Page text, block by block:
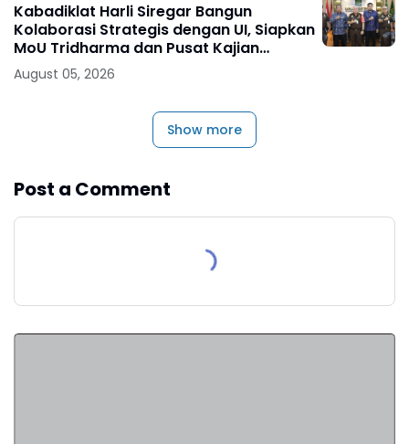
Kabadiklat Harli Siregar Bangun
Kolaborasi Strategis dengan UI, Siapkan
MoU Tridharma dan Pusat Kajian
Kejaksaan
August 05, 2026
Show more
Post a Comment